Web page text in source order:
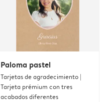
Paloma pastel
Tarjetas de agradecimiento |
Tarjeta prémium con tres
acabados diferentes